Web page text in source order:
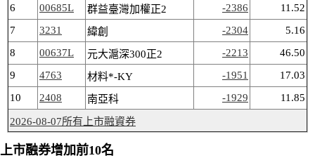
6
00685L 群益臺灣加權正2 -2386
11.52
7
3231 緯創 -2304
5.16
8
00637L 元大滬深300正2 -2213
46.50
9
4763 材料*-KY -1951
17.03
10
2408 南亞科 -1929 11.85
2026-08-07所有上市融資券
上市融券增加前10名